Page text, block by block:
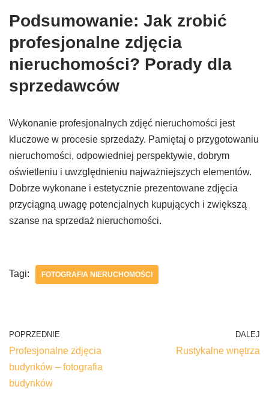
Podsumowanie: Jak zrobić
profesjonalne zdjęcia
nieruchomości? Porady dla
sprzedawców
Wykonanie profesjonalnych zdjęć nieruchomości jest
kluczowe w procesie sprzedaży. Pamiętaj o przygotowaniu
nieruchomości, odpowiedniej perspektywie, dobrym
oświetleniu i uwzględnieniu najważniejszych elementów.
Dobrze wykonane i estetycznie prezentowane zdjęcia
przyciągną uwagę potencjalnych kupujących i zwiększą
szanse na sprzedaż nieruchomości.
Tagi: FOTOGRAFIA NIERUCHOMOŚCI
POPRZEDNIE
Profesjonalne zdjęcia
budynków – fotografia
budynków
DALEJ
Rustykalne wnętrza